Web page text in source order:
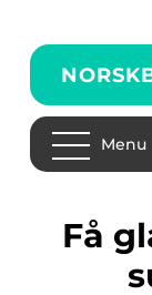
Menu
Få glansfullt hår med